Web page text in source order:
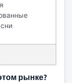
рынке?